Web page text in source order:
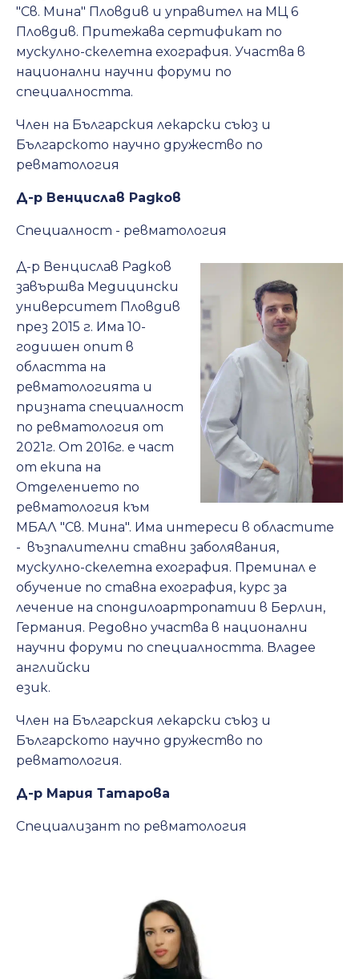
"Св. Мина" Пловдив и управител на МЦ 6
Пловдив. Притежава сертификат по
мускулно-скелетна ехография. Участва в
национални научни форуми по
специалността.
Член на Българския лекарски съюз и
Българското научно дружество по
ревматология
Д-р Венцислав Радков
Специалност - ревматология
Д-р Венцислав Радков
завършва Медицински
университет Пловдив
през 2015 г. Има 10-
годишен опит в
областта на
ревматологията и
призната специалност
по ревматология от
2021г. От 2016г. е част
от екипа на
Отделението по
ревматология към
МБАЛ "Св. Мина". Има интереси в областите
- възпалителни ставни заболявания,
мускулно-скелетна ехография. Преминал е
обучение по ставна ехография, курс за
лечение на спондилоартропатии в Берлин,
Германия. Редовно участва в национални
научни форуми по специалността. Владее
английски
език.
Член на Българския лекарски съюз и
Българското научно дружество по
ревматология.
Д-р Мария Татарова
Специализант по ревматология